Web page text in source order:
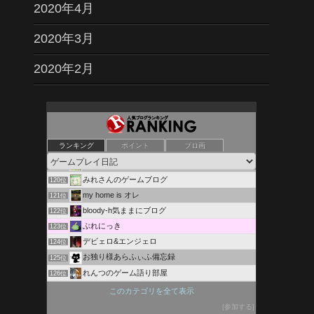
2020年4月
2020年3月
2020年2月
ランキング ポイント ブロ画
500Internal blog Error
うずみび
118位 「DORA麻雀」 遊びながらお小遣い稼ぎ！
119位 GAME view!
120位 みれさんのゲームブログ
121位 my home is オレ
122位 bloody-h気ままにブログ
123位 ぶれにっき
124位 デビェロ&エンジェロ
125位 お独り様あらふぃふ備忘録
126位 れんつのゲーム語り部屋
オムマルのマイクラ日記+g
このカテゴリを全て表示
参加する